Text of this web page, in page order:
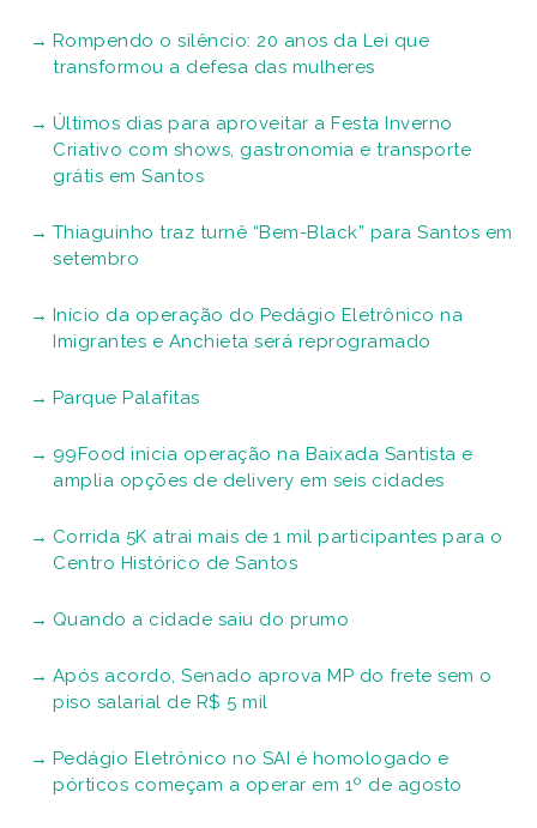
Rompendo o silêncio: 20 anos da Lei que
transformou a defesa das mulheres
Últimos dias para aproveitar a Festa Inverno
Criativo com shows, gastronomia e transporte
grátis em Santos
Thiaguinho traz turnê “Bem-Black” para Santos em
setembro
Início da operação do Pedágio Eletrônico na
Imigrantes e Anchieta será reprogramado
Parque Palafitas
99Food inicia operação na Baixada Santista e
amplia opções de delivery em seis cidades
Corrida 5K atrai mais de 1 mil participantes para o
Centro Histórico de Santos
Quando a cidade saiu do prumo
Após acordo, Senado aprova MP do frete sem o
piso salarial de R$ 5 mil
Pedágio Eletrônico no SAI é homologado e
pórticos começam a operar em 1º de agosto